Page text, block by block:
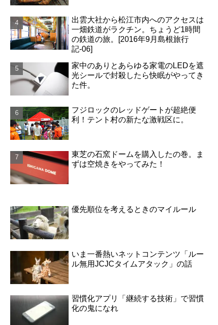
出雲大社から松江市内へのアクセスは
一畑鉄道がラクチン。ちょうど1時間
の鉄道の旅。[2016年9月島根旅行
記-06]
家中のありとあらゆる家電のLEDを遮
光シールで封殺したら快眠がやってき
た件。
フジロックのレッドゲートが超絶便
利！テント村の新たな激戦区に。
東芝の石窯ドームを購入したの巻。ま
ずは空焼きをやってみた！
優先順位を考えるときのマイルール
いま一番熱いネットコンテンツ「ルー
ル無用JCJCタイムアタック」の話
習慣化アプリ「継続する技術」で習慣
化の鬼になれ